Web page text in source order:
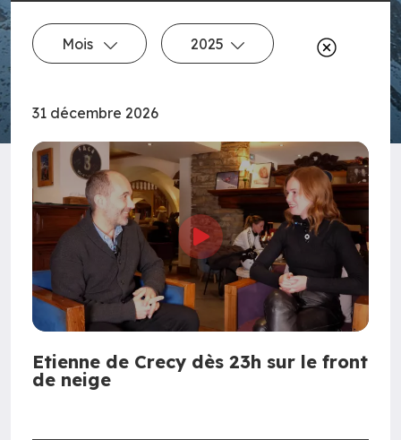
Mois 2025
31 décembre 2026
Etienne de Crecy dès 23h sur le front
de neige